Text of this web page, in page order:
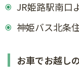
JR姫路駅南口
神姫バス北条
お車でお越し